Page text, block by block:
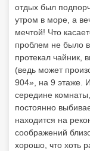
отдых был
утром в море, а
мечтой! Что
проблем не было
протекал чайник,
(ведь может
904», на 9 этаже.
середине
постоянно
находится на
соображений
хорошо, что хоть